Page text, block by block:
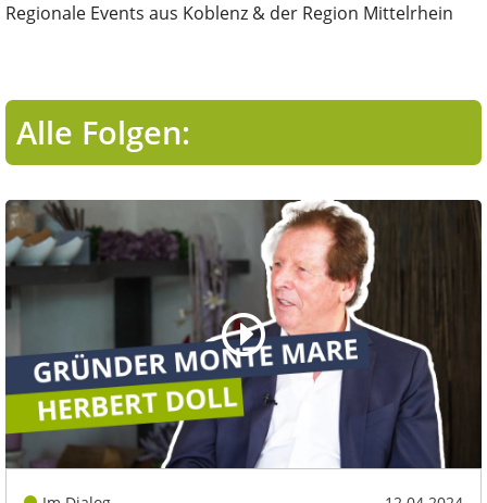
Regionale Events aus Koblenz & der Region Mittelrhein
Alle Folgen: